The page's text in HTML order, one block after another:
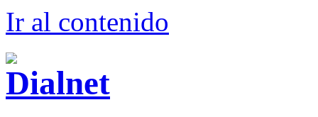
Ir al contenido